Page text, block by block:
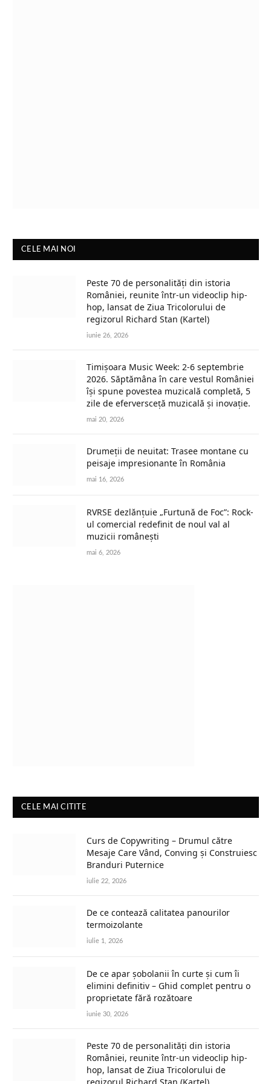
CELE MAI NOI
Peste 70 de personalități din istoria
României, reunite într-un videoclip hip-
hop, lansat de Ziua Tricolorului de
regizorul Richard Stan (Kartel)
iunie 26, 2026
Timișoara Music Week: 2-6 septembrie
2026. Săptămâna în care vestul României
își spune povestea muzicală completă, 5
zile de eferversceță muzicală și inovație.
mai 20, 2026
Drumeții de neuitat: Trasee montane cu
peisaje impresionante în România
mai 16, 2026
RVRSE dezlănțuie „Furtună de Foc”: Rock-
ul comercial redefinit de noul val al
muzicii românești
mai 6, 2026
CELE MAI CITITE
Curs de Copywriting – Drumul către
Mesaje Care Vând, Conving și Construiesc
Branduri Puternice
iulie 22, 2026
De ce contează calitatea panourilor
termoizolante
iulie 1, 2026
De ce apar șobolanii în curte și cum îi
elimini definitiv – Ghid complet pentru o
proprietate fără rozătoare
iunie 30, 2026
Peste 70 de personalități din istoria
României, reunite într-un videoclip hip-
hop, lansat de Ziua Tricolorului de